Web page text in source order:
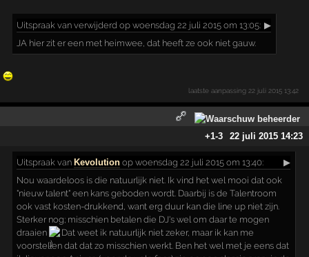
Uitspraak van verwijderd op woensdag 22 juli 2015 om 13:05: ▶
JA hier zit er een met heimwee, dat heeft ze ook niet gauw.
laatste aanpassing22 juli 2015 13:42
+1-3 22 juli 2015 14:23
Uitspraak van Kevolution op woensdag 22 juli 2015 om 13:40:
▶
Nou waardeloos is die natuurlijk niet. Ik vind het wel mooi dat ook
"nieuw talent" een kans geboden wordt. Daarbij is de Talentroom
ook vast kosten-drukkend, want erg duur kan die line up niet zijn.
Sterker nog; misschien betalen die DJ's wel om daar te mogen
draaien
Dat weet ik natuurlijk niet zeker, maar ik kan me
voorstellen dat dat zo misschien werkt. Ben het wel met je eens dat